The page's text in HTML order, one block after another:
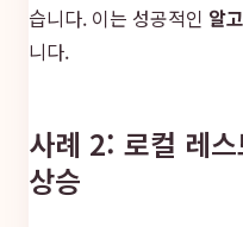
습니다. 이는 성공적인 알
니다.
사례 2: 로컬 레
상승